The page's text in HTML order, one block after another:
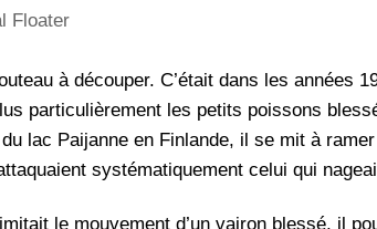
Floater
à découper. C’était dans les années
particulièrement les petits poissons
lac Paijanne en Finlande, il se mit à
systématiquement celui qui
le mouvement d’un vairon blessé, il